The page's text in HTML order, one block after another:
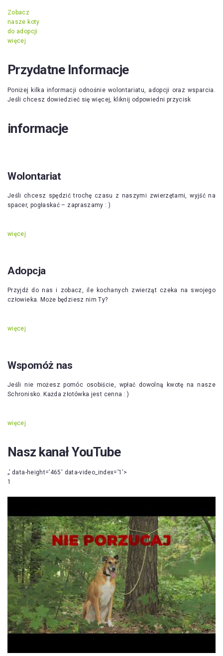
Zobacz
nasze koty
do adopcji
więcej
Przydatne Informacje
Poniżej kilka informacji odnośnie wolontariatu, adopcji oraz wsparcia.
Jeśli chcesz dowiedzieć się więcej, kliknij odpowiedni przycisk
informacje
Wolontariat
Jeśli chcesz spędzić trochę czasu z naszymi zwierzętami, wyjść na
spacer, pogłaskać – zapraszamy : )
więcej
Adopcja
Przyjdź do nas i zobacz, ile kochanych zwierząt czeka na swojego
człowieka. Może będziesz nim Ty?
więcej
Wspomóż nas
Jeśli nie możesz pomóc osobiście, wpłać dowolną kwotę na nasze
Schronisko. Każda złotówka jest cenna : )
więcej
Nasz kanał YouTube
„’ data-height=’465′ data-video_index=’1’>
1